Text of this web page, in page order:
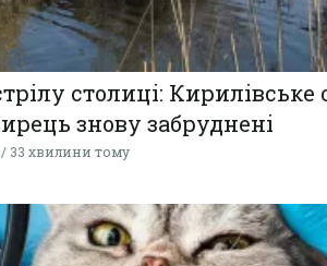
столиці: Кирилівське
знову забруднені
33 хвилини тому